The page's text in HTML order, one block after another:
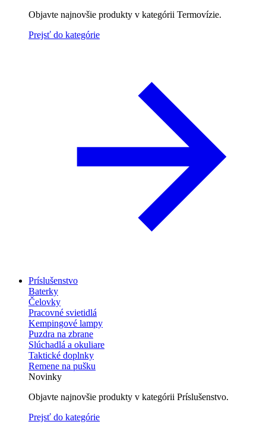
Objavte najnovšie produkty v kategórii Termovízie.
Prejsť do kategórie
Príslušenstvo
Baterky
Čelovky
Pracovné svietidlá
Kempingové lampy
Puzdra na zbrane
Slúchadlá a okuliare
Taktické doplnky
Remene na pušku
Novinky
Objavte najnovšie produkty v kategórii Príslušenstvo.
Prejsť do kategórie